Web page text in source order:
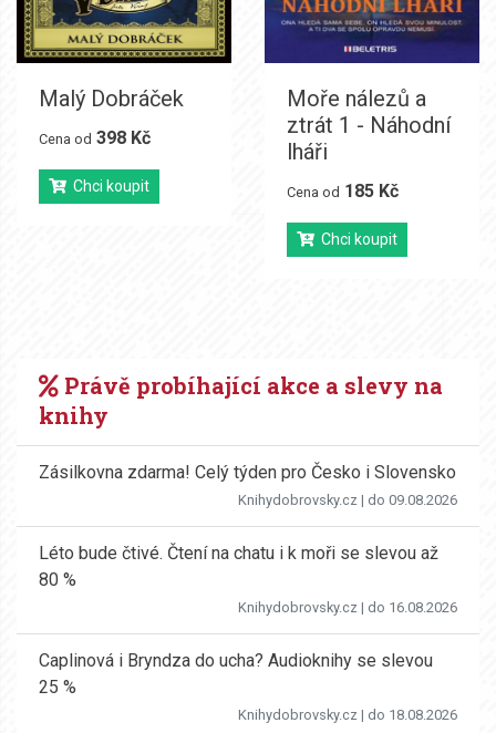
Malý Dobráček
Cena od 398 Kč
Chci koupit
Moře nálezů a
ztrát 1 - Náhodní
lháři
Cena od 185 Kč
Chci koupit
Právě probíhající akce a slevy na
knihy
Zásilkovna zdarma! Celý týden pro Česko i Slovensko
Knihydobrovsky.cz | do 09.08.2026
Léto bude čtivé. Čtení na chatu i k moři se slevou až
80 %
Knihydobrovsky.cz | do 16.08.2026
Caplinová i Bryndza do ucha? Audioknihy se slevou
25 %
Knihydobrovsky.cz | do 18.08.2026